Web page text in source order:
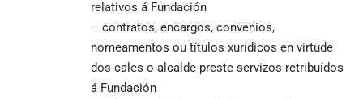
relativos á Fundación
– contratos, encargos, convenios,
nomeamentos ou títulos xurídicos en virtude
dos cales o alcalde preste servizos retribuídos
á Fundación